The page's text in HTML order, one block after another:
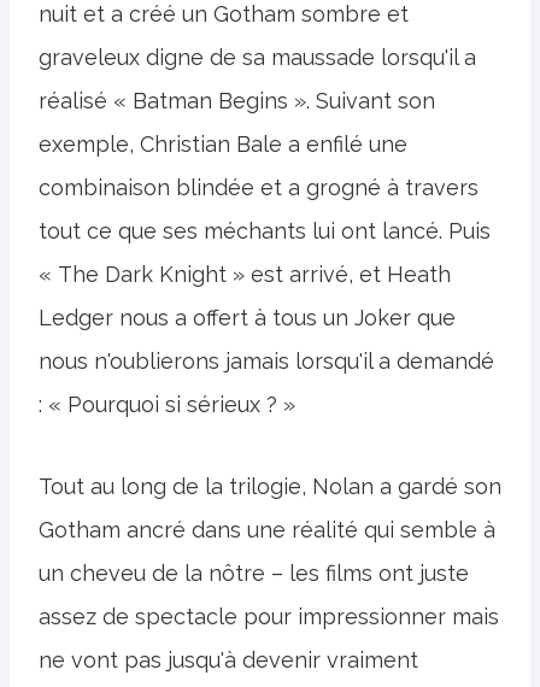
nuit et a créé un Gotham sombre et
graveleux digne de sa maussade lorsqu'il a
réalisé « Batman Begins ». Suivant son
exemple, Christian Bale a enfilé une
combinaison blindée et a grogné à travers
tout ce que ses méchants lui ont lancé. Puis
« The Dark Knight » est arrivé, et Heath
Ledger nous a offert à tous un Joker que
nous n'oublierons jamais lorsqu'il a demandé
: « Pourquoi si sérieux ? »
Tout au long de la trilogie, Nolan a gardé son
Gotham ancré dans une réalité qui semble à
un cheveu de la nôtre – les films ont juste
assez de spectacle pour impressionner mais
ne vont pas jusqu'à devenir vraiment